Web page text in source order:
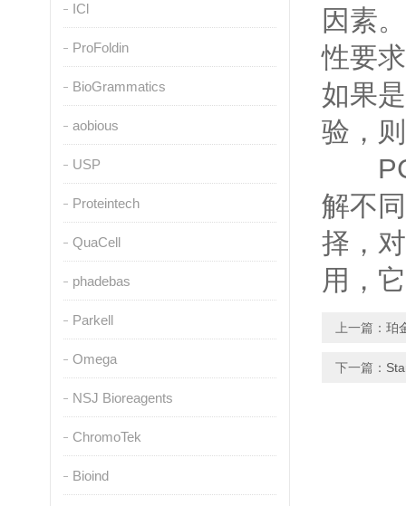
ICl
ProFoldin
BioGrammatics
aobious
USP
Proteintech
QuaCell
phadebas
Parkell
Omega
NSJ Bioreagents
ChromoTek
Bioind
因素
性要
如果
验，
解不
择，
用，
上一篇： 珀
下一篇：